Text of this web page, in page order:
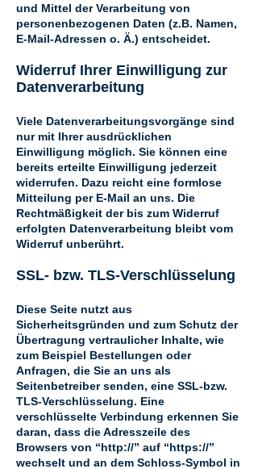
und Mittel der Verarbeitung von
personenbezogenen Daten (z.B. Namen,
E-Mail-Adressen o. Ä.) entscheidet.
Widerruf Ihrer Einwilligung zur
Datenverarbeitung
Viele Datenverarbeitungsvorgänge sind
nur mit Ihrer ausdrücklichen
Einwilligung möglich. Sie können eine
bereits erteilte Einwilligung jederzeit
widerrufen. Dazu reicht eine formlose
Mitteilung per E-Mail an uns. Die
Rechtmäßigkeit der bis zum Widerruf
erfolgten Datenverarbeitung bleibt vom
Widerruf unberührt.
SSL- bzw. TLS-Verschlüsselung
Diese Seite nutzt aus
Sicherheitsgründen und zum Schutz der
Übertragung vertraulicher Inhalte, wie
zum Beispiel Bestellungen oder
Anfragen, die Sie an uns als
Seitenbetreiber senden, eine SSL-bzw.
TLS-Verschlüsselung. Eine
verschlüsselte Verbindung erkennen Sie
daran, dass die Adresszeile des
Browsers von “http://” auf “https://”
wechselt und an dem Schloss-Symbol in